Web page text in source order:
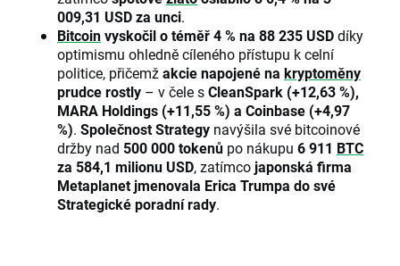
009,31 USD za unci.
Bitcoinvyskočil o téměř 4 % na 88 235 USDdíky
optimismu ohledně cíleného přístupu k celní
politice, přičemžakcie napojené na kryptoměny
prudce rostly – v čele sCleanSpark (+12,63 %),
MARA Holdings (+11,55 %) a Coinbase (+4,97
%). Společnost Strategy navýšila své bitcoinové
držby nad 500 000 tokenů po nákupu 6 911 BTC
za 584,1 milionu USD, zatímcojaponská firma
Metaplanet jmenovala Erica Trumpa do své
Strategické poradní rady.